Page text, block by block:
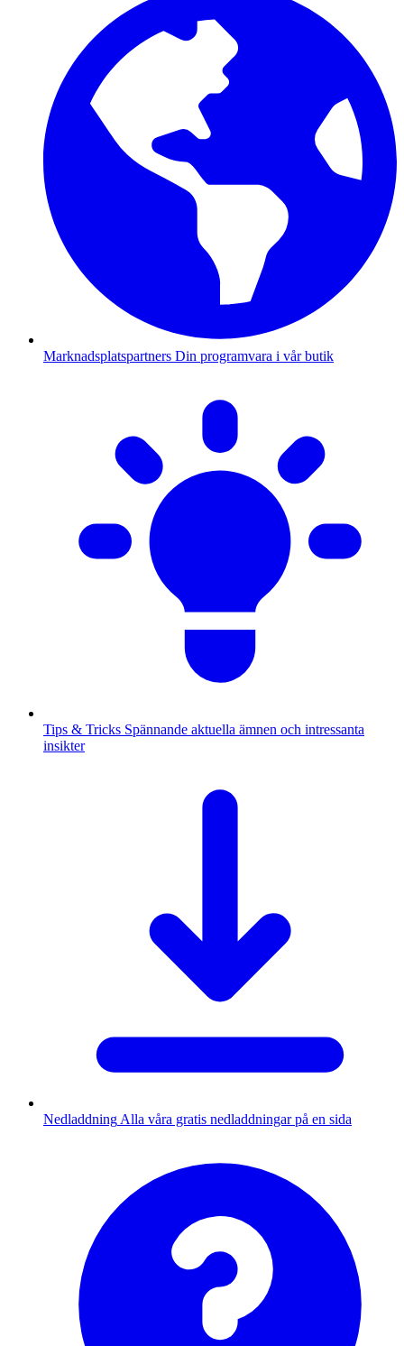
Marknadsplatspartners Din programvara i vår butik
Tips & Tricks Spännande aktuella ämnen och intressanta
insikter
Nedladdning Alla våra gratis nedladdningar på en sida